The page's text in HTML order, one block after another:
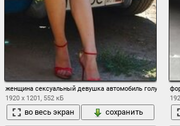
женщина сексуальный девушка автомобиль голубой
1920 x 1201, 552 кБ
во весь экран сохранить